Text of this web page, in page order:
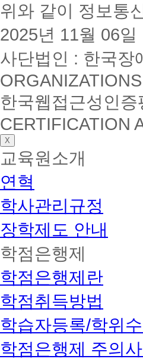
위와 같이 정보통
2025년 11월 06일
사단법인 : 한국장
한국웹접근성인
CERTIFICATION
X
교육원소개
연혁
학사관리규정
장학제도 안내
학점은행제
학점은행제란
학점취득방법
학습자등록/학위
학점은행제 주의